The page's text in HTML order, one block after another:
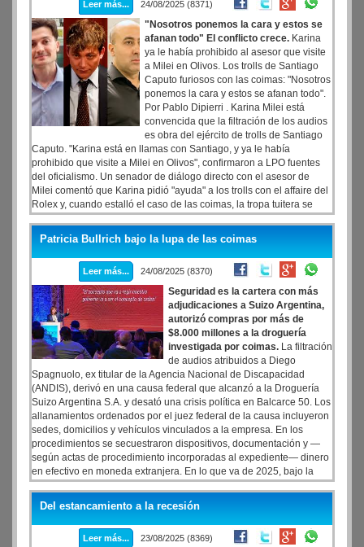
Leer más... 24/08/2025 (8371)
"Nosotros ponemos la cara y estos se
afanan todo" El conflicto crece. Karina
ya le había prohibido al asesor que visite
a Milei en Olivos. Los trolls de Santiago
Caputo furiosos con las coimas: "Nosotros
ponemos la cara y estos se afanan todo".
Por Pablo Dipierri . Karina Milei está
convencida que la filtración de los audios
es obra del ejército de trolls de Santiago
Caputo. "Karina está en llamas con Santiago, y ya le había
prohibido que visite a Milei en Olivos", confirmaron a LPO fuentes
del oficialismo. Un senador de diálogo directo con el asesor de
Milei comentó que Karina pidió "ayuda" a los trolls con el affaire del
Rolex y, cuando estalló el caso de las coimas, la tropa tuitera se
indignó. "Nosotros ponemos la cara, salimos a defender y estos se
están afanando todo", afirmó uno de ellos. El gobierno diseminó a
esos activistas en las diversas empresas del Estado que quiso
privatizar y no pudo. Desde el martes, esos tuiteros mastican rabia y
se la tragan porque, aunque sus contratos estatales dependen de la
buena voluntad de Santiago Caputo, temen que Karina los eche.
Patricia Bullrich bajo la lupa de las coimas
Leer más... 24/08/2025 (8370)
Seguridad es la cartera con más
adjudicaciones a Suizo Argentina,
autorizó compras por más de
$8.000 millones a la droguería
investigada por coimas. La filtración
de audios atribuidos a Diego
Spagnuolo, ex titular de la Agencia Nacional de Discapacidad
(ANDIS), derivó en una causa federal que alcanzó a la Droguería
Suizo Argentina S.A. y desató una crisis política en Balcarce 50. Los
allanamientos ordenados por el juez federal de la causa incluyeron
sedes, domicilios y vehículos vinculados a la empresa. En los
procedimientos se secuestraron dispositivos, documentación y —
según actas de procedimiento incorporadas al expediente— dinero
en efectivo en moneda extranjera. En lo que va de 2025, bajo la
órbita del Ministerio de Seguridad conducido por Patricia Bullrich, la
Policía Federal Argentina (PFA) adjudicó compras millonarias de
medicamentos e insumos a la Droguería Suizo Argentina S.A.,
empresa en el centro de la causa federal por sobornos y presuntos
retornos. En total, el Ministerio de Seguridad (PFA) realizó compras
Del estancamiento a la recesión
Leer más... 23/08/2025 (8369)